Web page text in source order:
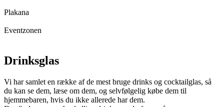
Plakana
Eventzonen
Drinksglas
Vi har samlet en række af de mest bruge drinks og cocktailglas, så
du kan se dem, læse om dem, og selvfølgelig købe dem til
hjemmebaren, hvis du ikke allerede har dem.